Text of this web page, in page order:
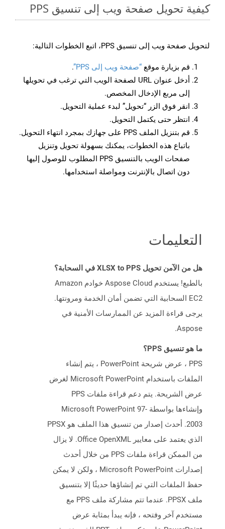
كيفية تحويل صفحة ويب إلى تنسيق PPS
لتحويل صفحة ويب إلى تنسيق PPS، اتبع الخطوات التالية:
قم بزيارة موقع “صفحة ويب إلى PPS”
.
أدخل عنوان URL لصفحة الويب التي ترغب في تحويلها
إلى مربع الإدخال المخصص.
انقر فوق الزر “تحويل” لبدء عملية التحويل.
انتظر حتى يكتمل التحويل.
قم بتنزيل الملف PPS على جهازك بمجرد انتهاء التحويل.
باتباع هذه الخطوات، يمكنك بسهولة تحويل وتنزيل
صفحات الويب بالتنسيق PPS المطلوب للوصول إليها
دون اتصال بالإنترنت ومواصلة استخدامها.
التعليمات
هل من الآمن تحويل XLSX to PPS في السحابة؟
بالطبع! يستخدم Aspose Cloud خوادم Amazon
EC2 السحابية التي تضمن أمان الخدمة ومرونتها.
يرجى قراءة المزيد عن الممارسات الأمنية في
Aspose.
ما هو تنسيق PPS؟
PPS ، عرض شريحة PowerPoint ، يتم إنشاء
الملفات باستخدام Microsoft PowerPoint لغرض
عرض الشريحة. يتم دعم قراءة ملفات PPS
وإنشاءها بواسطة Microsoft PowerPoint 97-
2003. أحدث إصدار من تنسيق هذا الملف هو PPSX
الذي يعتمد على معايير Office OpenXML. لا يزال
من الممكن قراءة ملفات PPS من خلال أحدث
إصدارات Microsoft PowerPoint ، ولكن لا يمكن
حفظ الملفات التي تم إنشاؤها حديثًا إلا بتنسيق
ملف PPSX. عندما تتم مشاركة ملف PPS مع
مستخدم آخر وفتحه ، فإنه يبدأ بمثابة عرض